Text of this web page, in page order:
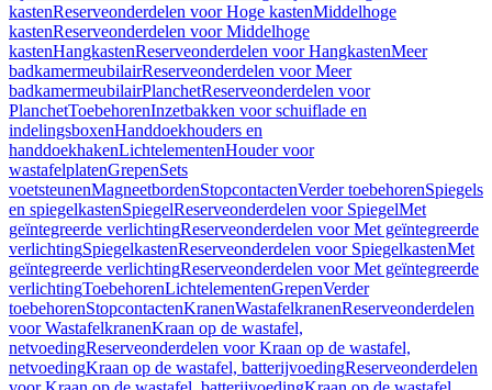
kastenReserveonderdelen voor Hoge kastenMiddelhoge
kastenReserveonderdelen voor Middelhoge
kastenHangkastenReserveonderdelen voor HangkastenMeer
badkamermeubilairReserveonderdelen voor Meer
badkamermeubilairPlanchetReserveonderdelen voor
PlanchetToebehorenInzetbakken voor schuiflade en
indelingsboxenHanddoekhouders en
handdoekhakenLichtelementenHouder voor
wastafelplatenGrepenSets
voetsteunenMagneetbordenStopcontactenVerder toebehorenSpiegels
en spiegelkastenSpiegelReserveonderdelen voor SpiegelMet
geïntegreerde verlichtingReserveonderdelen voor Met geïntegreerde
verlichtingSpiegelkastenReserveonderdelen voor SpiegelkastenMet
geïntegreerde verlichtingReserveonderdelen voor Met geïntegreerde
verlichtingToebehorenLichtelementenGrepenVerder
toebehorenStopcontactenKranenWastafelkranenReserveonderdelen
voor WastafelkranenKraan op de wastafel,
netvoedingReserveonderdelen voor Kraan op de wastafel,
netvoedingKraan op de wastafel, batterijvoedingReserveonderdelen